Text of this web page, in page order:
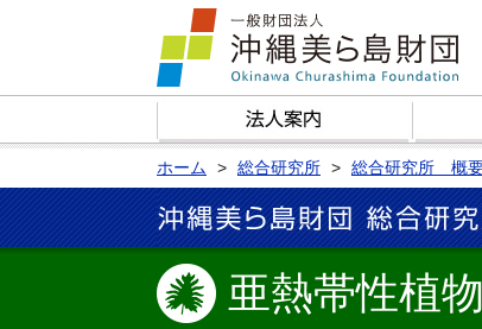
ホーム 総合研究所 総合研究所 概
亜熱帯性植